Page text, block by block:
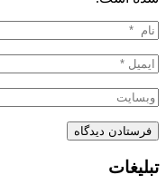
تبلیغات